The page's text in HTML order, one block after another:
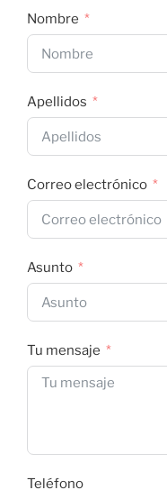
Nombre
Apellidos
Correo electrónico
Asunto
Tu mensaje
Teléfono